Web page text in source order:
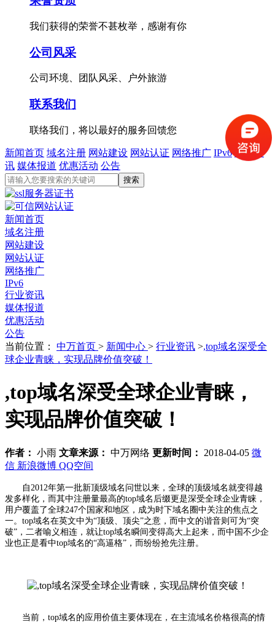
我们获得的荣誉不甚枚举，感谢有你
公司风采
公司环境、团队风采、户外旅游
联系我们
联络我们，将以最好的服务回馈您
新闻首页 域名注册 网站建设 网站认证 网络推广 IPv6
行业资
讯 媒体报道 优惠活动 公告
新闻首页
域名注册
网站建设
网站认证
网络推广
IPv6
行业资讯
媒体报道
优惠活动
公告
当前位置： 中万首页 > 新闻中心 > 行业资讯 >,top域名深受全
球企业青睐，实现品牌价值突破！
,top域名深受全球企业青睐，
实现品牌价值突破！
作者： 小雨 文章来源： 中万网络 更新时间： 2018-04-05 微
信 新浪微博 QQ空间
自2012年第一批新顶级域名问世以来，全球的顶级域名就变得越
发多样化，而其中注册量最高的top域名后缀更是深受全球企业青睐，
用户覆盖了全球247个国家和地区，成为时下域名圈中关注的焦点之
一。top域名在英文中为“顶级、顶尖”之意，而中文的谐音则可为“突
破”，二者喻义相连，就让top域名瞬间变得高大上起来，而中国不少企
业也正是看中top域名的“高逼格”，而纷纷抢先注册。
当前，top域名的应用价值主要体现在，在主流域名价格很高的情